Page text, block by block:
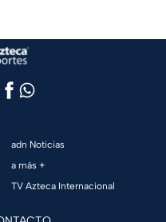
adn Noticias
a más +
TV Azteca Internacional